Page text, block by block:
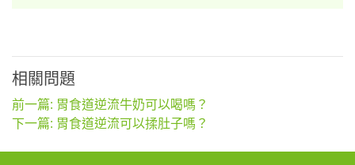
相關問題
前一篇: 胃食道逆流牛奶可以喝嗎？
下一篇: 胃食道逆流可以揉肚子嗎？